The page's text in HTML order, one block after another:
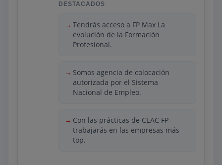
programa incorpora un enfoque
operativo que permite entender cómo se
gestionan medicamentos, se atiende al
inmersión directa en entornos
profesionales, reforzando la
bien estructurados y una formación
orientada a resultados.
DESTACADOS
Tendrás acceso a FP Max La
evolución de la Formación
Profesional.
Somos agencia de colocación
autorizada por el Sistema
Nacional de Empleo.
Con las prácticas de CEAC FP
trabajarás en las empresas más
top.